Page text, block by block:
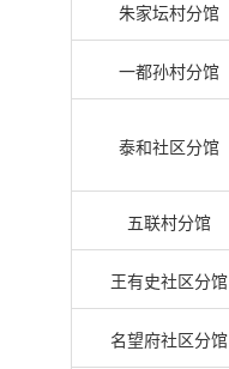
朱家坛村分馆
一都孙村分馆
泰和社区分馆
五联村分馆
王有史社区分馆
名望府社区分馆